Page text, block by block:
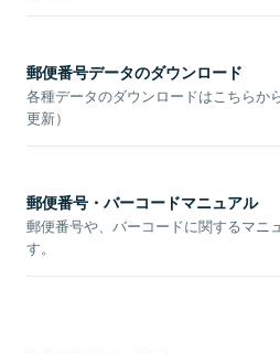
郵便番号データのダウンロード
各種データのダウンロードはこちらか
更新）
郵便番号・バーコードマニュアル
郵便番号や、バーコードに関するマニ
す。